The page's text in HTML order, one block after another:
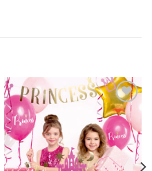
Ajouter
à la
d’envies